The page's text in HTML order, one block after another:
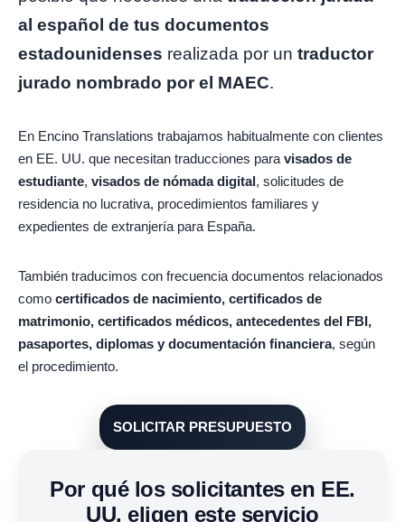
al español de tus documentos
estadounidenses realizada por un traductor
jurado nombrado por el MAEC.
En Encino Translations trabajamos habitualmente con clientes
en EE. UU. que necesitan traducciones para visados de
estudiante, visados de nómada digital, solicitudes de
residencia no lucrativa, procedimientos familiares y
expedientes de extranjería para España.
También traducimos con frecuencia documentos relacionados
como certificados de nacimiento, certificados de
matrimonio, certificados médicos, antecedentes del FBI,
pasaportes, diplomas y documentación financiera, según
el procedimiento.
SOLICITAR PRESUPUESTO
Por qué los solicitantes en EE.
UU. eligen este servicio